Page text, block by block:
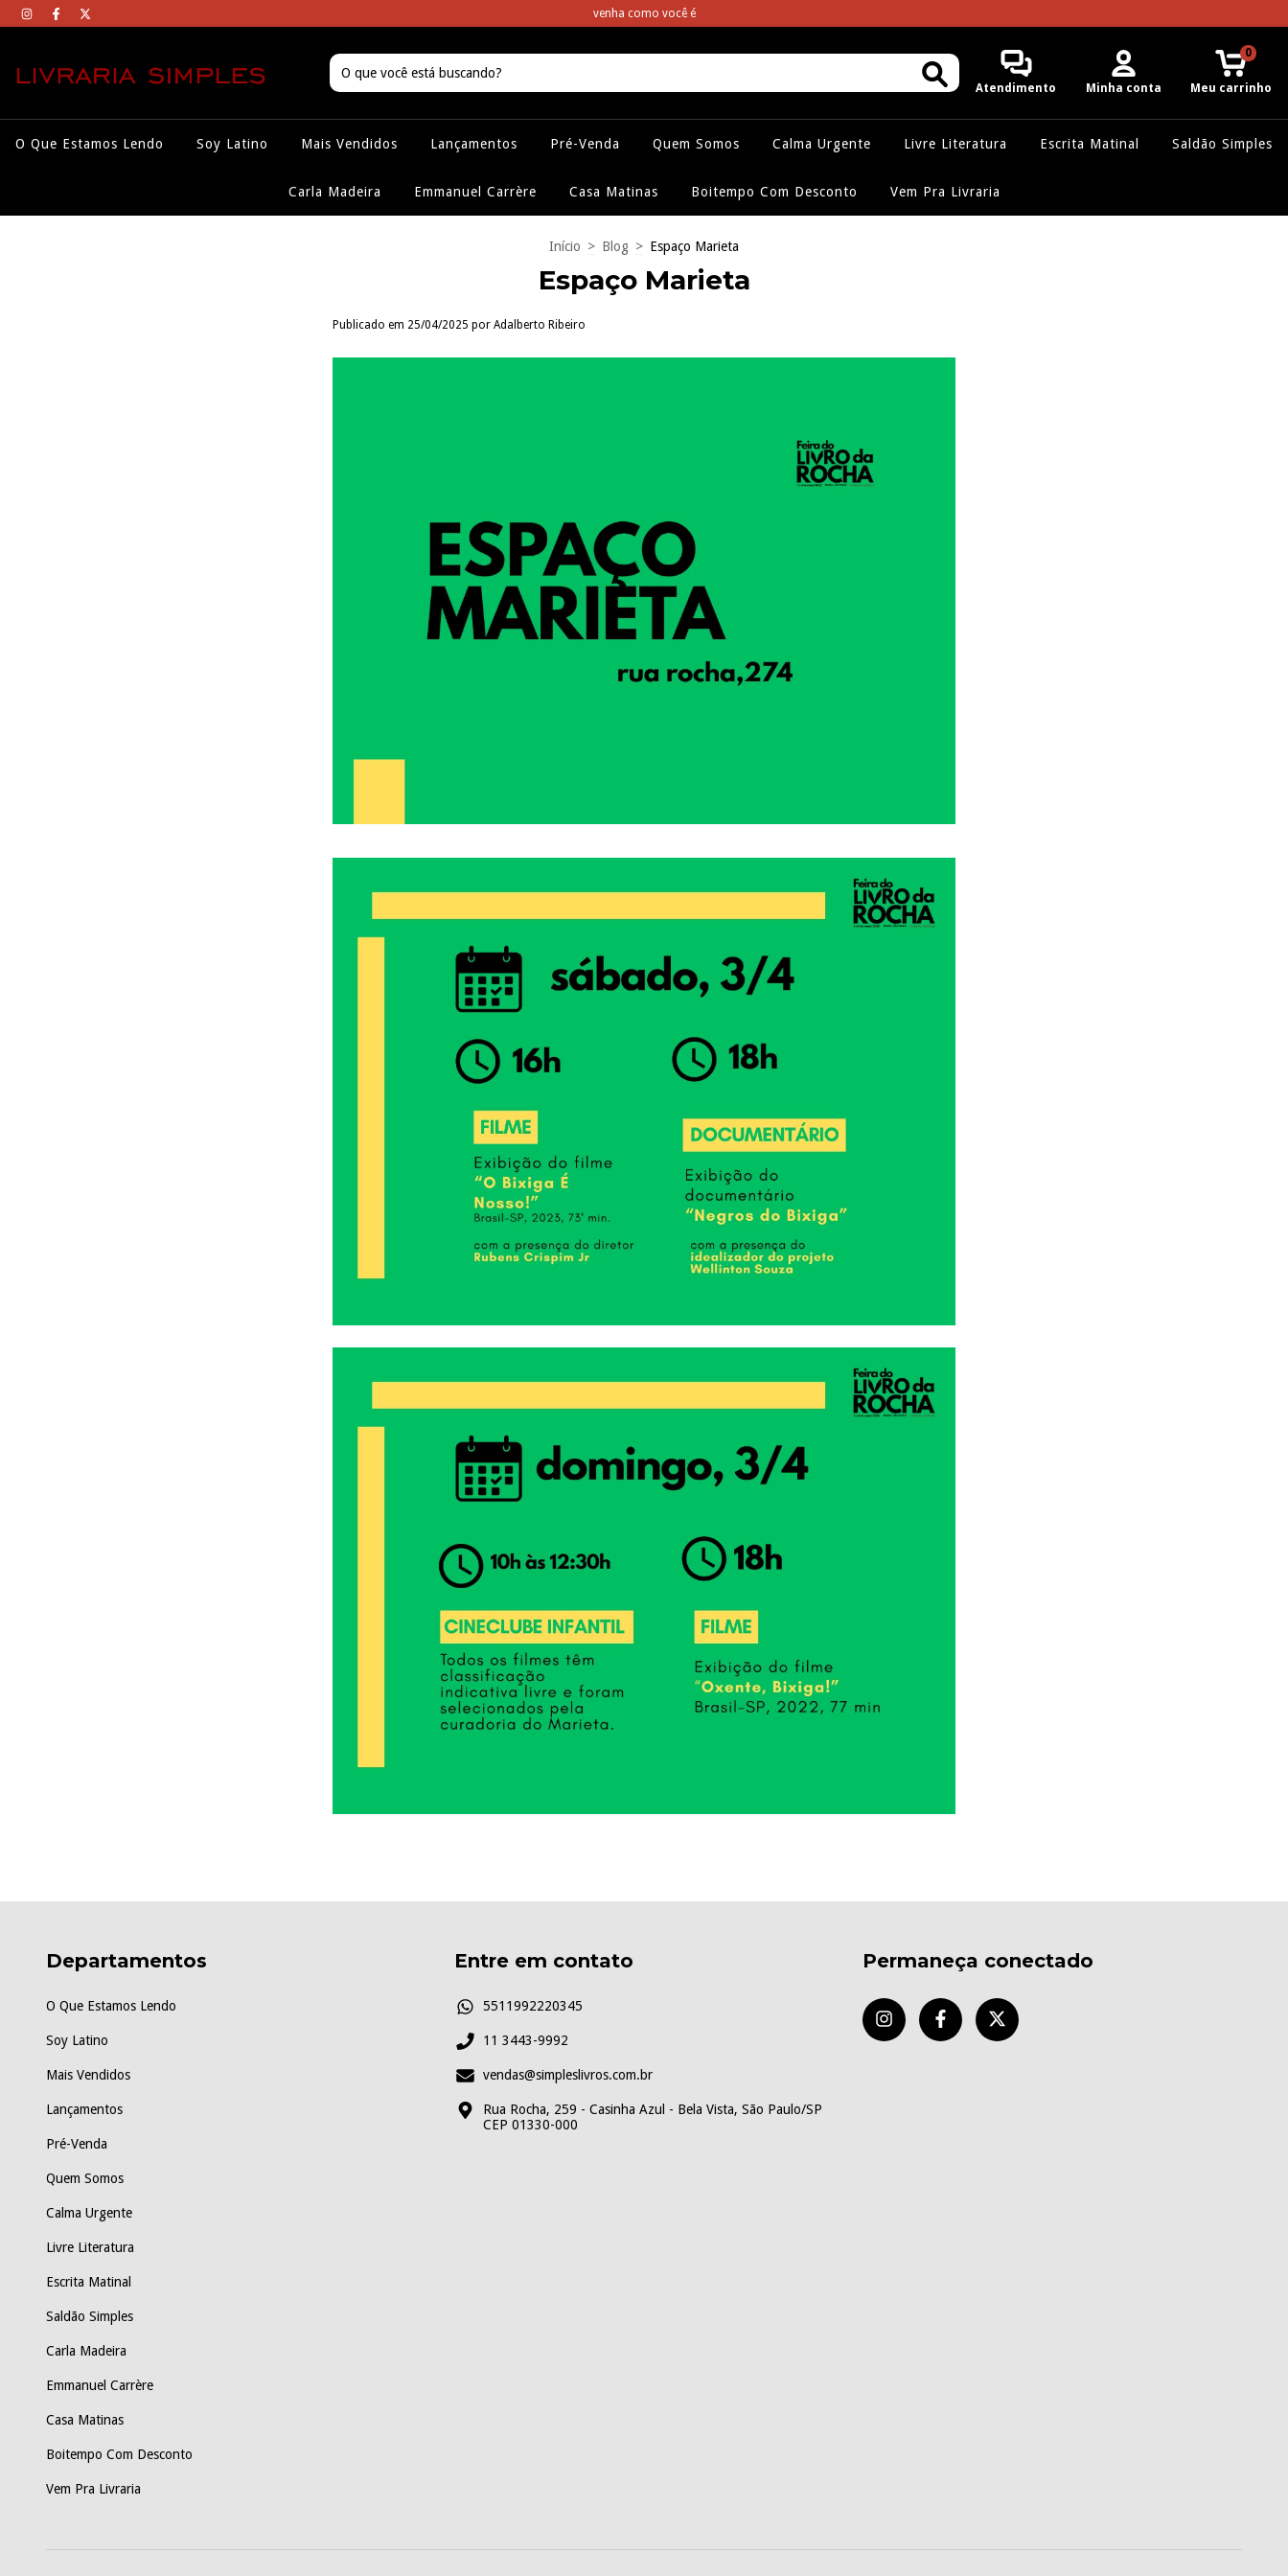
venha como você é
Atendimento Minha conta Meu carrinho
0
O Que Estamos Lendo Soy Latino Mais Vendidos Lançamentos Pré-Venda Quem Somos Calma Urgente Livre Literatura Escrita Matinal Saldão Simples
Carla Madeira Emmanuel Carrère Casa Matinas Boitempo Com Desconto Vem Pra Livraria
Início > Blog > Espaço Marieta
Espaço Marieta
Publicado em 25/04/2025 por Adalberto Ribeiro
Departamentos
O Que Estamos Lendo
Soy Latino
Mais Vendidos
Lançamentos
Pré-Venda
Quem Somos
Calma Urgente
Livre Literatura
Escrita Matinal
Saldão Simples
Carla Madeira
Emmanuel Carrère
Casa Matinas
Boitempo Com Desconto
Vem Pra Livraria
Entre em contato
5511992220345
11 3443-9992
vendas@simpleslivros.com.br
Rua Rocha, 259 - Casinha Azul - Bela Vista, São Paulo/SP
CEP 01330-000
Permaneça conectado